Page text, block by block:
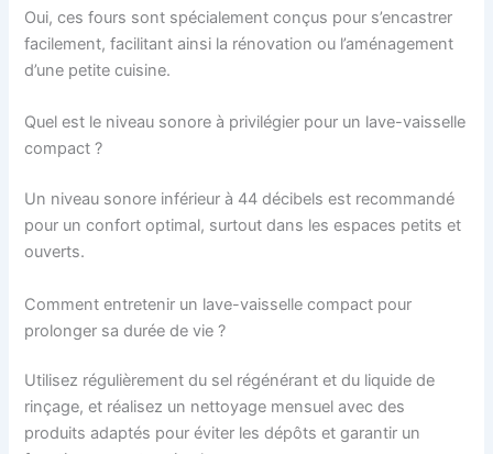
Oui, ces fours sont spécialement conçus pour s’encastrer
facilement, facilitant ainsi la rénovation ou l’aménagement
d’une petite cuisine.
Quel est le niveau sonore à privilégier pour un lave-vaisselle
compact ?
Un niveau sonore inférieur à 44 décibels est recommandé
pour un confort optimal, surtout dans les espaces petits et
ouverts.
Comment entretenir un lave-vaisselle compact pour
prolonger sa durée de vie ?
Utilisez régulièrement du sel régénérant et du liquide de
rinçage, et réalisez un nettoyage mensuel avec des
produits adaptés pour éviter les dépôts et garantir un